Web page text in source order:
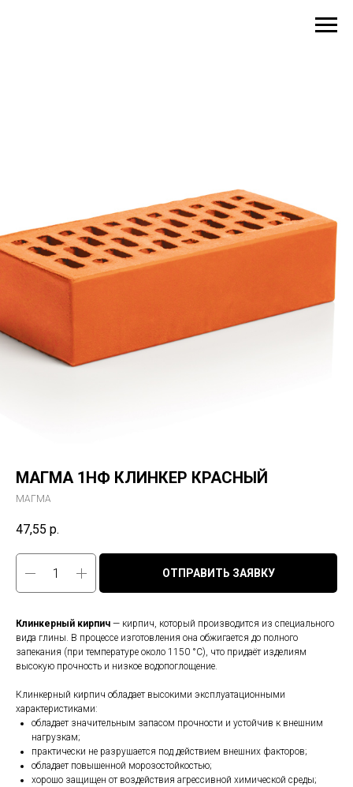
МАГМА 1НФ КЛИНКЕР КРАСНЫЙ
МАГМА
47,55 р.
ОТПРАВИТЬ ЗАЯВКУ
Клинкерный кирпич — кирпич, который производится из специального
вида глины. В процессе изготовления она обжигается до полного
запекания (при температуре около 1150 °C), что придаёт изделиям
высокую прочность и низкое водопоглощение.
Клинкерный кирпич обладает высокими эксплуатационными
характеристиками:
обладает значительным запасом прочности и устойчив к внешним
нагрузкам;
практически не разрушается под действием внешних факторов;
обладает повышенной морозостойкостью;
хорошо защищен от воздействия агрессивной химической среды;